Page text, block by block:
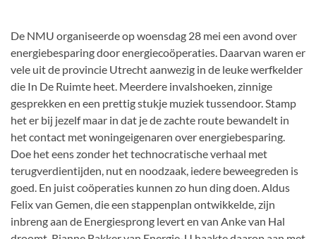
De NMU organiseerde op woensdag 28 mei een avond over
energiebesparing door energiecoöperaties. Daarvan waren er
vele uit de provincie Utrecht aanwezig in de leuke werfkelder
die In De Ruimte heet. Meerdere invalshoeken, zinnige
gesprekken en een prettig stukje muziek tussendoor. Stamp
het er bij jezelf maar in dat je de zachte route bewandelt in
het contact met woningeigenaren over energiebesparing.
Doe het eens zonder het technocratische verhaal met
terugverdientijden, nut en noodzaak, iedere beweegreden is
goed. En juist coöperaties kunnen zo hun ding doen. Aldus
Felix van Gemen, die een stappenplan ontwikkelde, zijn
inbreng aan de Energiesprong levert en van Anke van Hal